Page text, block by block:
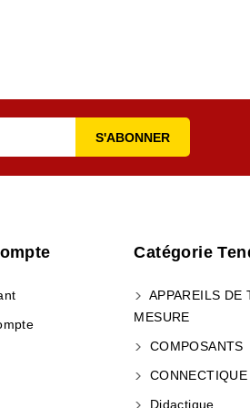
Catégorie
APPAREILS DE
MESURE
COMPOSANTS
CONNECTIQUE
Didactique